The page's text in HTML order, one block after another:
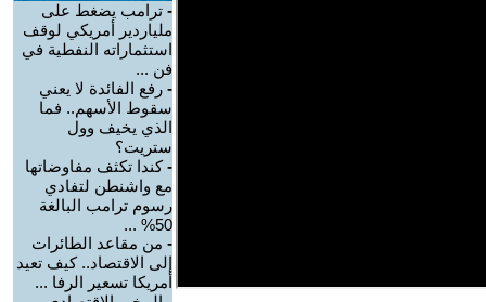
- ترامب يضغط على
ملياردير أمريكي لوقف
استثماراته النفطية في
فن ...
- رفع الفائدة لا يعني
سقوط الأسهم.. فما
الذي يخيف وول
ستريت؟
-كندا تكثف مفاوضاتها
مع واشنطن لتفادي
رسوم ترامب البالغة
50% ...
- من مقاعد الطائرات
إلى الاقتصاد.. كيف تعيد
أمريكا تسعير الرفا ...